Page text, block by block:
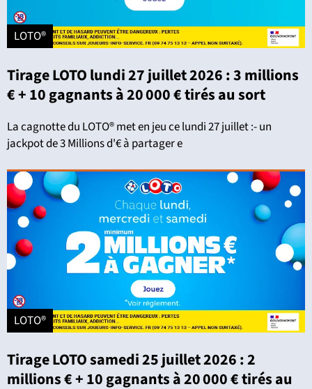
LOTO®
Tirage LOTO lundi 27 juillet 2026 : 3 millions
€ + 10 gagnants à 20 000 € tirés au sort
La cagnotte du LOTO® met en jeu ce lundi 27 juillet :- un
jackpot de 3 Millions d'€ à partager e
LOTO®
Tirage LOTO samedi 25 juillet 2026 : 2
millions € + 10 gagnants à 20 000 € tirés au